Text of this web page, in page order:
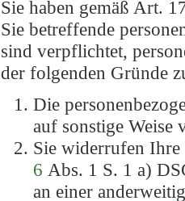
Sie haben gemäß Art.
Sie betreffende
sind verpflichtet,
der folgenden Gründe
Die
auf sonstige Weise
Sie widerrufen
6 Abs. 1 S. 1 a)
an einer